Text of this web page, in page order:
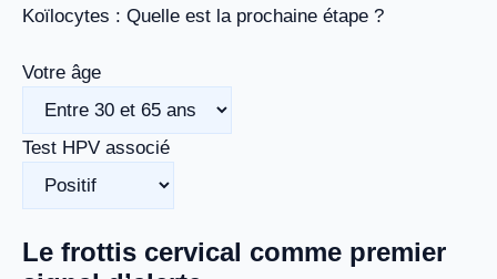
Koïlocytes : Quelle est la prochaine étape ?
Votre âge
Test HPV associé
Le frottis cervical comme premier